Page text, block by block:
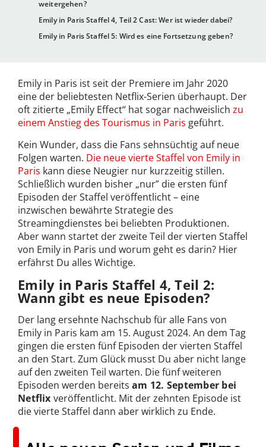
weitergehen?
Emily in Paris Staffel 4, Teil 2 Cast: Wer ist wieder dabei?
Emily in Paris Staffel 5: Wird es eine Fortsetzung geben?
Emily in Paris ist seit der Premiere im Jahr 2020
eine der beliebtesten Netflix-Serien überhaupt. Der
oft zitierte „Emily Effect“ hat sogar nachweislich zu
einem Anstieg des Tourismus in Paris geführt.
Kein Wunder, dass die Fans sehnsüchtig auf neue
Folgen warten. Die neue vierte Staffel von Emily in
Paris kann diese Neugier nur kurzzeitig stillen.
Schließlich wurden bisher „nur” die ersten fünf
Episoden der Staffel veröffentlicht – eine
inzwischen bewährte Strategie des
Streamingdienstes bei beliebten Produktionen.
Aber wann startet der zweite Teil der vierten Staffel
von Emily in Paris und worum geht es darin? Hier
erfährst Du alles Wichtige.
Emily in Paris Staffel 4, Teil 2:
Wann gibt es neue Episoden?
Der lang ersehnte Nachschub für alle Fans von
Emily in Paris kam am 15. August 2024. An dem Tag
gingen die ersten fünf Episoden der vierten Staffel
an den Start. Zum Glück musst Du aber nicht lange
auf den zweiten Teil warten. Die fünf weiteren
Episoden werden bereits am 12. September bei
Netflix veröffentlicht. Mit der zehnten Episode ist
die vierte Staffel dann aber wirklich zu Ende.